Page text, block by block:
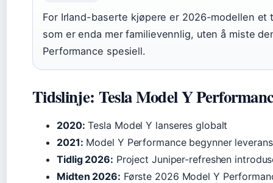
For Irland-baserte kjøpere er 2026-modellen et
som er enda mer familievennlig, uten å miste
Performance spesiell.
Tidslinje: Tesla Model Y
2020: Tesla Model Y lanseres globalt
2021: Model Y Performance begynner
Tidlig 2026: Project Juniper-refreshen
Midten 2026: Første 2026 Model Y